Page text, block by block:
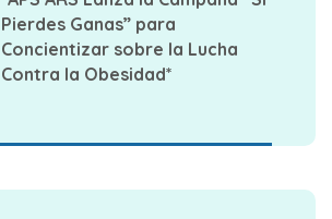
Pierdes Ganas” para
Concientizar sobre la Lucha
Contra la Obesidad*